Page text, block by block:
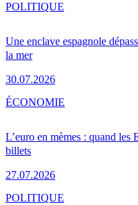
Une enclave espagnole
la mer
30.07.2026
POLITIQUE
L’euro en mèmes : quand les
billets
27.07.2026
ÉCONOMIE
POLITIQUE